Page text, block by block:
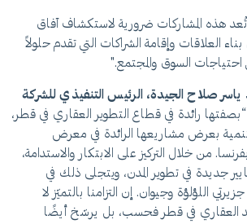
هذه المشاركات ضرورية لاستكشاف آفاق
العلاقات وإقامة الشراكات التي تقدم حلولاً
السوق والمجتمع."
صلاح الجيدة، الرئيس التنفيذي للشركة
رائدة في قطاع التطوير العقاري في قطر،
بعرض مشاريعها الرائدة في معرض
العقارات الدولي 2025 بفرنسا. من خلال التركيز على الابتكار والاستدامة،
جديدة في تطوير المدن، ويتجلى ذلك في
اللؤلؤة وجيوان. إن التزامنا بالتميّز لا
العقاري في قطر فحسب، بل يرسّخ أيضًا